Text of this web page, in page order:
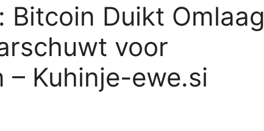
Duikt Omlaag
voor
– Kuhinje-ewe.si